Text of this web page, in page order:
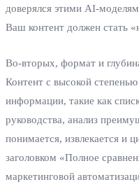
доверялся этими AI-
Ваш контент должен стать
Во-вторых, формат и
Контент с высокой
информации, такие как
руководства, анализ
понимается, извлекается и
заголовком «Полное
маркетинговой